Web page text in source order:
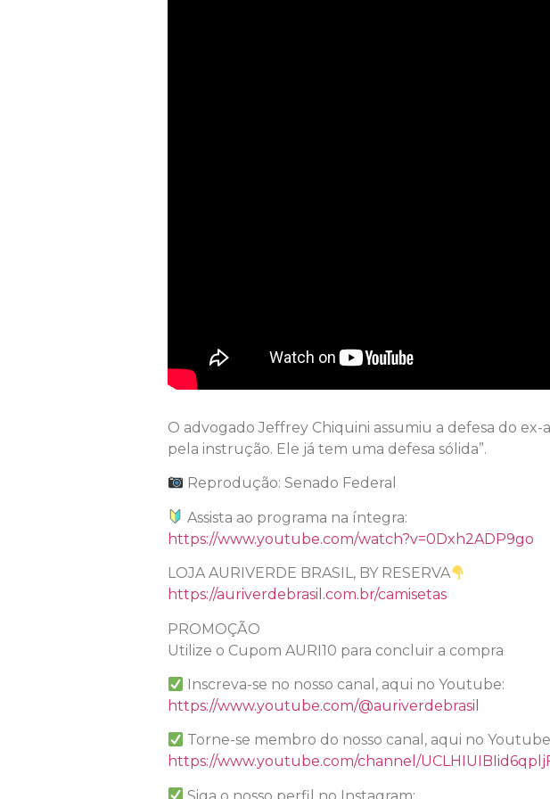
O advogado Jeffrey Chiquini assumiu a defesa do ex-
pela instrução. Ele já tem uma defesa sólida”.
Reprodução: Senado Federal
Assista ao programa na íntegra:
https://www.youtube.com/watch?v=0Dxh2ADP9go
LOJA AURIVERDE BRASIL, BY RESERVA
https://auriverdebrasil.com.br/camisetas
PROMOÇÃO
Utilize o Cupom AURI10 para concluir a compra
Inscreva-se no nosso canal, aqui no Youtube:
https://www.youtube.com/@auriverdebrasil
Torne-se membro do nosso canal, aqui no
https://www.youtube.com/channel/